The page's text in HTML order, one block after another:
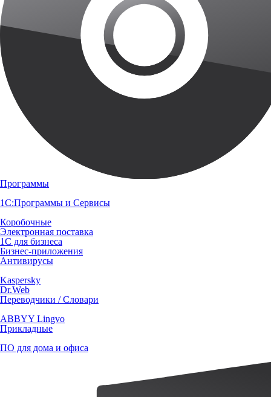
Программы
1С:Программы и Сервисы
Коробочные
Электронная поставка
1С для бизнеса
Бизнес-приложения
Антивирусы
Kaspersky
Dr.Web
Переводчики / Словари
ABBYY Lingvo
Прикладные
ПО для дома и офиса